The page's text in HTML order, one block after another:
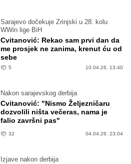
Sarajevo dočekuje Zrinjski u 28. kolu
WWin lige BiH
Cvitanović: Rekao sam prvi dan da
me prosjek ne zanima, krenut ću od
sebe
5 10.04.26. 13:40
Nakon sarajevskog derbija
Cvitanović: "Nismo Željezničaru
dozvolili ništa večeras, nama je
falio završni pas"
32 04.04.26. 23:04
Izjave nakon derbija